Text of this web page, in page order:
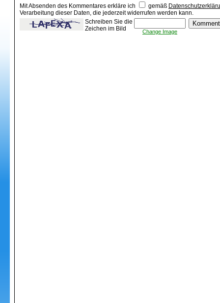
Mit Absenden des Kommentares erkläre ich gemäß
Verarbeitung dieser Daten, die jederzeit widerrufen werden kann.
Schreiben Sie die
Zeichen im Bild
Change Image